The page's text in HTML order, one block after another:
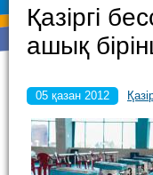
Қазіргі
ашық
05 қазан 2012